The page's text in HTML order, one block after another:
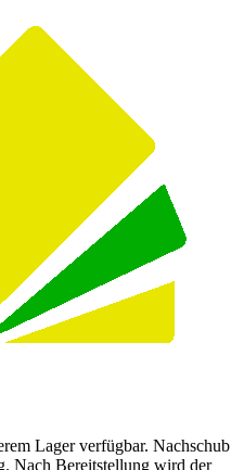
Lager verfügbar. Nachschub
Nach Bereitstellung wird der